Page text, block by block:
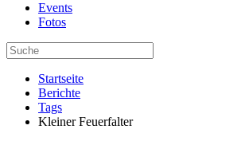
Events
Fotos
Startseite
Berichte
Tags
Kleiner Feuerfalter